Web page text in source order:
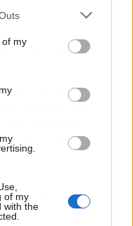
of my
of my
with the
y 17 (+4) casos
tenido
La Gomera
y nueve altas;
tres altas.
Aragón detecta 277